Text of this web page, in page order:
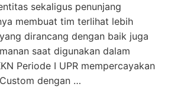
sekaligus penunjang
membuat tim terlihat lebih
dirancang dengan baik juga
saat digunakan dalam
Periode I UPR mempercayakan
dengan …